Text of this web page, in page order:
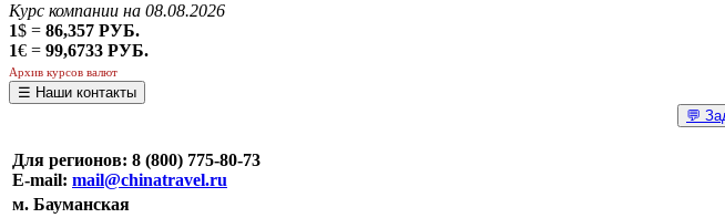
Курс компании на 08.08.2026
1$ = 86,357 РУБ.
1€ = 99,6733 РУБ.
Архив курсов валют
☰ Наши контакты
💬
Для регионов: 8 (800) 775-80-73
E-mail: mail@chinatravel.ru
м. Бауманская